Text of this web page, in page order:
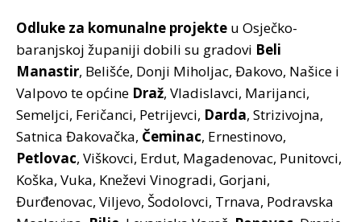
Odluke za komunalne projekte u Osječko-
baranjskoj županiji dobili su gradovi Beli
Manastir, Belišće, Donji Miholjac, Đakovo, Našice i
Valpovo te općine Draž, Vladislavci, Marijanci,
Semeljci, Feričanci, Petrijevci, Darda, Strizivojna,
Satnica Đakovačka, Čeminac, Ernestinovo,
Petlovac, Viškovci, Erdut, Magadenovac, Punitovci,
Koška, Vuka, Kneževi Vinogradi, Gorjani,
Đurđenovac, Viljevo, Šodolovci, Trnava, Podravska